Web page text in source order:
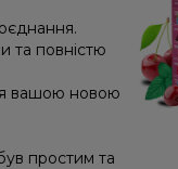
та повністю
вашою новою
простим та